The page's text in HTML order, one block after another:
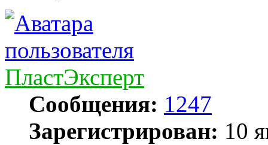
ПластЭксперт
Сообщения: 1247
Зарегистрирован: 10